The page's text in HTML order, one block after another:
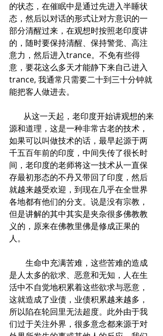
的状态，在催眠中是通过先进入半睡状
态，然后以对话的形式让对方意识的一
部分清醒过来，在观想时按照老印度讲
的，随时要保持清醒、保持警觉、高注
意力，然后进入trance。不免有些得
意，要花这么多天才能静下来自己进入
trance, 我通常只需要二十到三十分钟就
能把客人做进去。
从这一天起，老印度开始讲观想的来
源和道理，这是一种非常古老的技术，
如果可以叫做技术的话，最早起源于两
千五百年前的印度，中间失传了很长时
间，老印度的老师将这一技术从一直保
存最初形态的不丹又带回了印度，然后
就越来越受欢迎，到现在几乎在全世界
各地都有他们的分支。说是没有宗教，
但是讲解的其中其实是夹杂很多佛教教
义的，原来在佛教里佛是修成正果的
人。
生命中充满苦难，这些苦难的造成
是人太多的欲求、恶意和无知，人在生
活中不自觉地积累着这些欲求与恶意，
这就造成了业债，业债积累越来越多，
所以陷在轮回里无法超度。此外由于我
们过于关注外界，很多意念都来源于对